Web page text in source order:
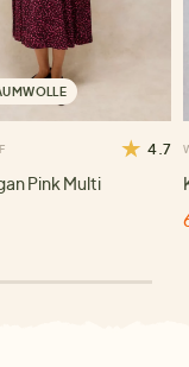
4.7
Pink Multi